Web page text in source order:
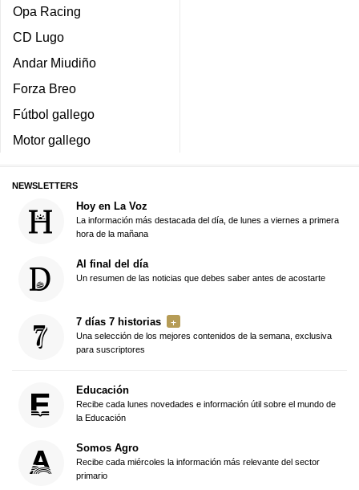
Opa Racing
CD Lugo
Andar Miudiño
Forza Breo
Fútbol gallego
Motor gallego
NEWSLETTERS
Hoy en La Voz
La información más destacada del día, de lunes a viernes a primera
hora de la mañana
Al final del día
Un resumen de las noticias que debes saber antes de acostarte
7 días 7 historias
Una selección de los mejores contenidos de la semana, exclusiva
para suscriptores
Educación
Recibe cada lunes novedades e información útil sobre el mundo de
la Educación
Somos Agro
Recibe cada miércoles la información más relevante del sector
primario